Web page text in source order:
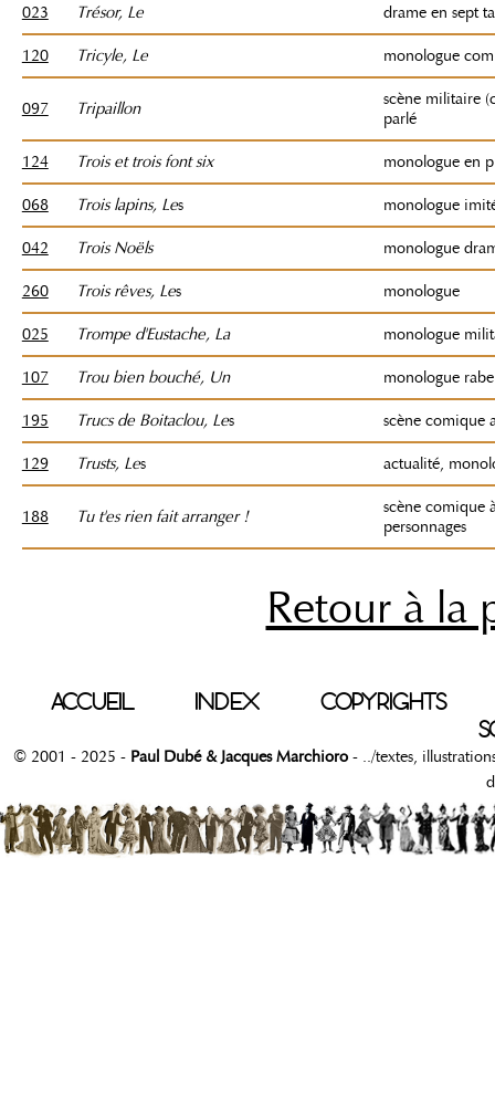
023 Trésor, Le drame en sept
120 Tricyle, Le monologue
097 Tripaillon
scène militaire
parlé
124 Trois et trois font six monologue en
068 Trois lapins, Les monologue
042 Trois Noëls monologue
260 Trois rêves, Les monologue
025 Trompe d'Eustache, La monologue
107 Trou bien bouché, Un monologue
195 Trucs de Boitaclou, Les scène comique
129 Trusts, Les actualité,
188 Tu t'es rien fait arranger !
scène comique
personnages
Retour à la
ACCUEIL INDEX
COPYRIGHTS
© 2001 - 2025 - Paul Dubé & Jacques Marchioro - ../textes,